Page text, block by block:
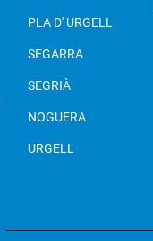
PLA D' URGELL
SEGARRA
SEGRIÀ
NOGUERA
URGELL